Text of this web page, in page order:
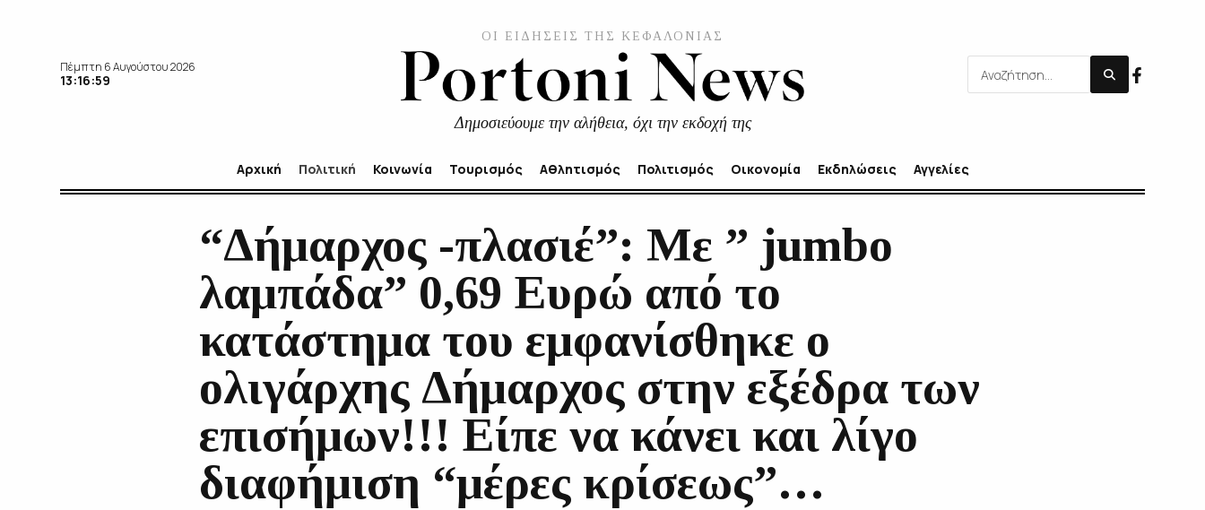
Πέμπτη 6 Αυγούστου 2026
13:17:01
ΟΙ ΕΙΔΗΣΕΙΣ ΤΗΣ ΚΕΦΑΛΟΝΙΑΣ
Δημοσιεύουμε την αλήθεια, όχι την εκδοχή της
Αρχική Πολιτική Κοινωνία Τουρισμός Αθλητισμός Πολιτισμός Οικονομία Εκδηλώσεις Αγγελίες
“Δήμαρχος -πλασιέ”: Με ” jumbo
λαμπάδα” 0,69 Ευρώ από το
κατάστημα του εμφανίσθηκε ο
ολιγάρχης Δήμαρχος στην εξέδρα των
επισήμων!!! Είπε να κάνει και λίγο
διαφήμιση “μέρες κρίσεως”…